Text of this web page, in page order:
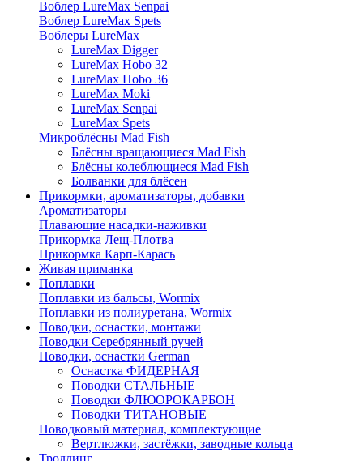
Воблер LureMax Senpai
Воблер LureMax Spets
Воблеры LureMax
LureMax Digger
LureMax Hobo 32
LureMax Hobo 36
LureMax Moki
LureMax Senpai
LureMax Spets
Микроблёсны Mad Fish
Блёсны вращающиеся Mad Fish
Блёсны колеблющиеся Mad Fish
Болванки для блёсен
Прикормки, ароматизаторы, добавки
Ароматизаторы
Плавающие насадки-наживки
Прикормка Лещ-Плотва
Прикормка Карп-Карась
Живая приманка
Поплавки
Поплавки из бальсы, Wormix
Поплавки из полиуретана, Wormix
Поводки, оснастки, монтажи
Поводки Серебрянный ручей
Поводки, оснастки German
Оснастка ФИДЕРНАЯ
Поводки СТАЛЬНЫЕ
Поводки ФЛЮОРОКАРБОН
Поводки ТИТАНОВЫЕ
Поводковый материал, комплектующие
Вертлюжки, застёжки, заводные кольца
Троллинг